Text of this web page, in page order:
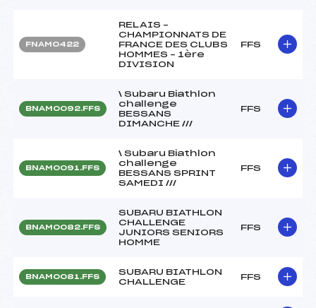
FNAM0422
RELAIS –
CHAMPIONNATS DE
FRANCE DES CLUBS
HOMMES – 1ère
DIVISION
FFS
BNAM0092.FFS
\ Subaru Biathlon
challenge
BESSANS
DIMANCHE ///
FFS
BNAM0091.FFS
\ Subaru Biathlon
challenge
BESSANS SPRINT
SAMEDI ///
FFS
BNAM0082.FFS
SUBARU BIATHLON
CHALLENGE
JUNIORS SENIORS
HOMME
FFS
BNAM0081.FFS
SUBARU BIATHLON
CHALLENGE
FFS